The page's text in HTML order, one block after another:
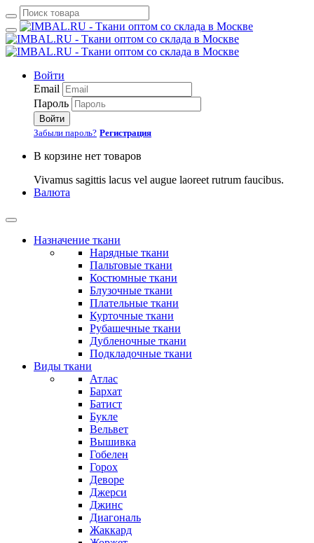
Войти
Email
Пароль
Войти
Забыли пароль? Регистрация
В корзине нет товаров
Vivamus sagittis lacus vel augue laoreet rutrum faucibus.
Валюта
Назначение ткани
Нарядные ткани
Пальтовые ткани
Костюмные ткани
Блузочные ткани
Плательные ткани
Курточные ткани
Рубашечные ткани
Дубленочные ткани
Подкладочные ткани
Виды ткани
Атлас
Бархат
Батист
Букле
Вельвет
Вышивка
Гобелен
Горох
Деворе
Джерси
Джинс
Диагональ
Жаккард